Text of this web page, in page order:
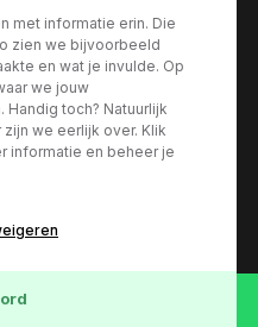
met informatie erin. Die
zien we bijvoorbeeld
en wat je invulde. Op
we jouw
toch? Natuurlijk
we eerlijk over. Klik
informatie en beheer je